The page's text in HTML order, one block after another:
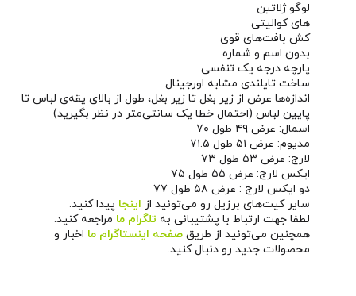
لوگو ژلاتین
های کوالیتی
کش بافت‌های قوی
بدون اسم و شماره
پارچه درجه یک تنفسی
ساخت تایلندی مشابه اورجینال
اندازه‌ها عرض از زیر بغل تا زیر بغل، طول از بالای یقه‌ی لباس تا
پایین لباس (احتمال خطا یک سانتی‌متر در نظر بگیرید)
اسمال: عرض ۴۹ طول ۷۰
مدیوم: عرض ۵۱ طول ۷۱.۵
لارج: عرض ۵۳ طول ۷۳
ایکس لارج: عرض ۵۵ طول ۷۵
دو ایکس لارج : عرض ۵۸ طول ۷۷
سایر کیت‌های برزیل رو می‌تونید از اینجا پیدا کنید.
لطفا جهت ارتباط با پشتیبانی به تلگرام ما مراجعه کنید.
همچنین می‌تونید از طریق صفحه اینستاگرام ما اخبار و
محصولات جدید رو دنبال کنید.